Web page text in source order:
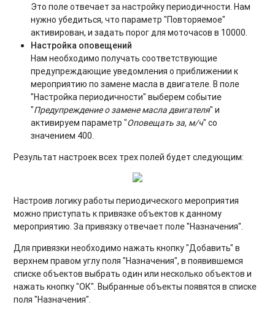
Это поле отвечает за настройку периодичности. Нам
нужно убедиться, что параметр "Повторяемое"
активирован, и задать порог для моточасов в 10000.
Настройка оповещений
Нам необходимо получать соответствующие
предупреждающие уведомления о приближении к
мероприятию по замене масла в двигателе. В поле
"Настройка периодичности" выберем событие
"Предупреждение о замене масла двигателя" и
активируем параметр "Оповещать за, м/ч" со
значением 400.
Результат настроек всех трех полей будет следующим:
Настроив логику работы периодического мероприятия
можно приступать к привязке объектов к данному
мероприятию. За привязку отвечает поле "Назначения".
Для привязки необходимо нажать кнопку "Добавить" в
верхнем правом углу поля "Назначения", в появившемся
списке объектов выбрать один или несколько объектов и
нажать кнопку "ОК". Выбранные объекты появятся в списке
поля "Назначения".